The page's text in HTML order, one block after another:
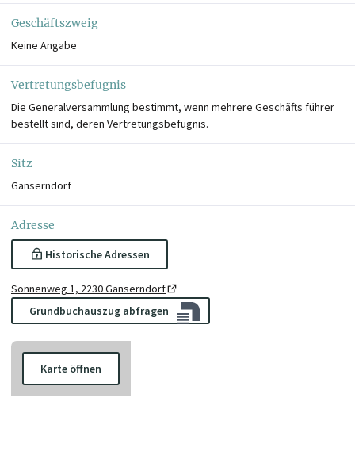
Geschäftszweig
Keine Angabe
Vertretungsbefugnis
Die Generalversammlung bestimmt, wenn mehrere Geschäfts führer
bestellt sind, deren Vertretungsbefugnis.
Sitz
Gänserndorf
Adresse
Historische Adressen
Sonnenweg 1, 2230 Gänserndorf
Grundbuchauszug abfragen
Karte öffnen